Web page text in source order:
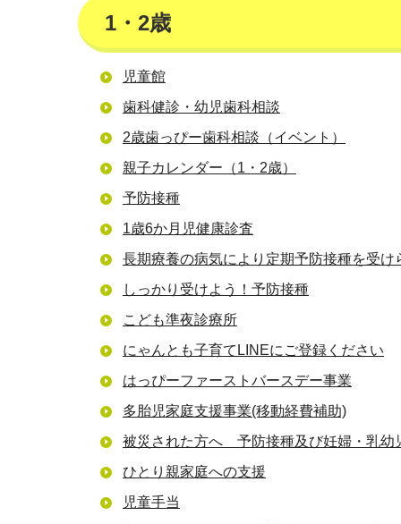
1・2歳
児童館
歯科健診・幼児歯科相談
2歳歯っぴー歯科相談（イベント）
親子カレンダー（1・2歳）
予防接種
1歳6か月児健康診査
長期療養の病気により定期予防接種を受け
しっかり受けよう！予防接種
こども準夜診療所
にゃんとも子育てLINEにご登録ください
はっぴーファーストバースデー事業
多胎児家庭支援事業(移動経費補助)
被災された方へ 予防接種及び妊婦・乳幼
ひとり親家庭への支援
児童手当